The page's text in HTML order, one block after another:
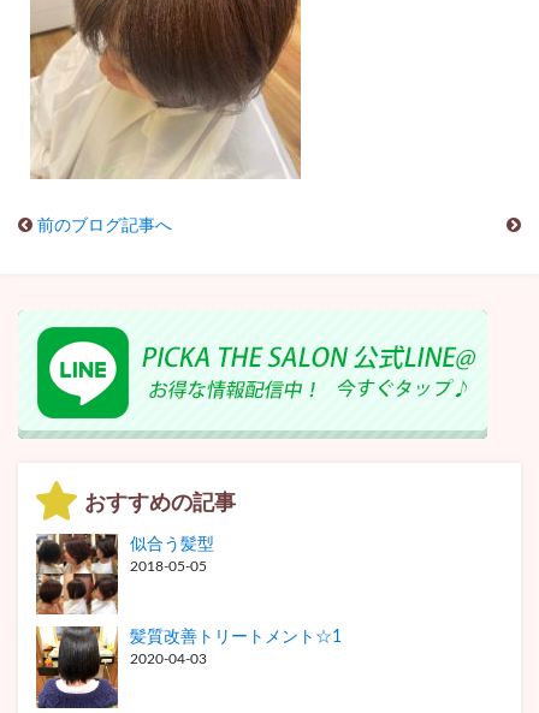
前のブログ記事へ
おすすめの記事
似合う髪型
2018-05-05
髪質改善トリートメント☆1
2020-04-03